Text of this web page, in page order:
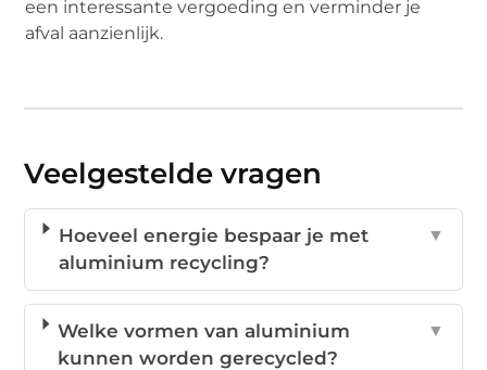
een interessante vergoeding en verminder je
afval aanzienlijk.
Veelgestelde vragen
Hoeveel energie bespaar je met
aluminium recycling?
▼
Welke vormen van aluminium
kunnen worden gerecycled?
▼